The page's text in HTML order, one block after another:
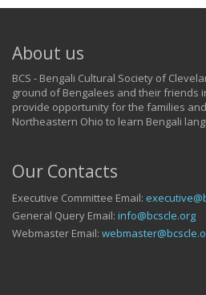
About us
BCS - Bengali Cultural Society of
ground of Bengalees and their friends
provide opportunity for the families
Northeastern Ohio to learn Bengali
Our Contacts
Executive Committee Email:
General Query Email: info@bcscle.org
Webmaster Email: